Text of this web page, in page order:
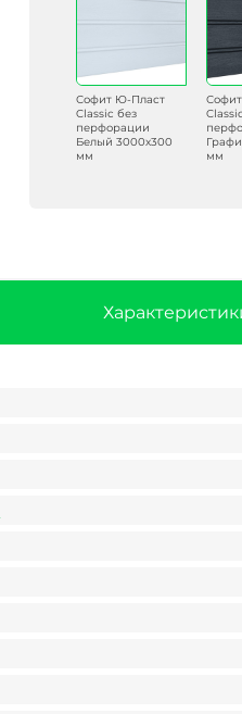
Софит Ю-Пласт
Classic без
перфорации
Белый 3000х300
мм
мм